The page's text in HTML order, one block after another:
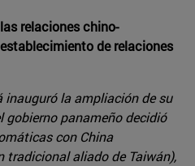
relaciones chino-
de relaciones
inauguró la ampliación de su
gobierno panameño decidió
con China
tradicional aliado de Taiwán),